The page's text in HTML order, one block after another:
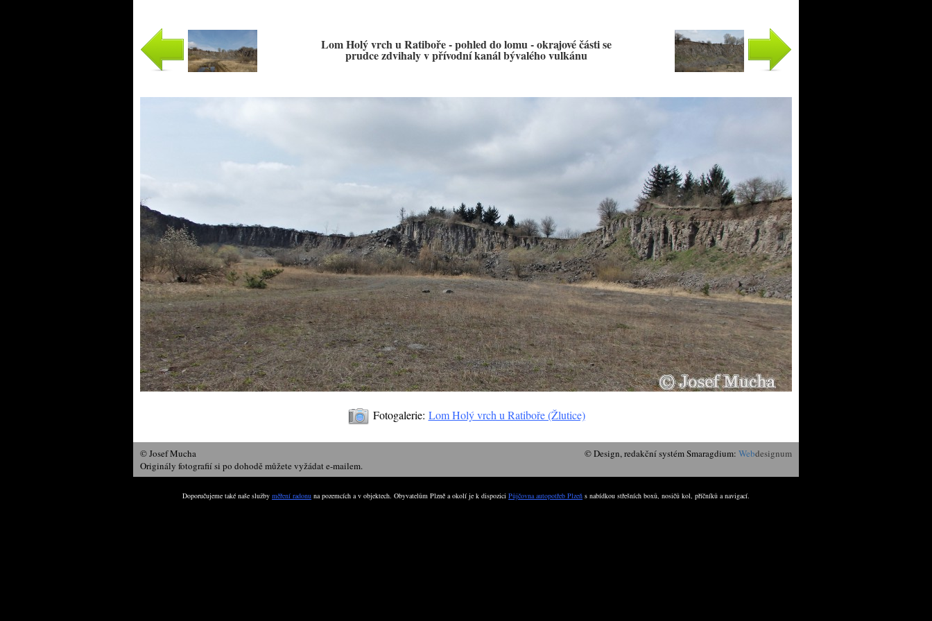
Lom Holý vrch u Ratiboře - pohled do lomu - okrajové části se
prudce zdvihaly v přívodní kanál bývalého vulkánu
Fotogalerie: Lom Holý vrch u Ratiboře (Žlutice)
© Josef Mucha
Originály fotografií si po dohodě můžete vyžádat e-mailem.
© Design, redakční systém Smaragdium: Webdesignum
Doporučujeme také naše služby měření radonu na pozemcích a v objektech. Obyvatelům Plzně a okolí je k dispozici Půjčovna autopotřeb Plzeň s nabídkou střešních boxů, nosičů kol, příčníků a navigací.